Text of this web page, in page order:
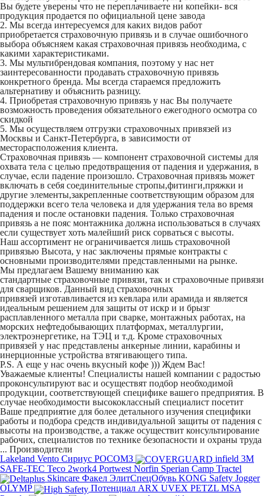
Вы будете уверены что не переплачиваете ни копейки- вся
продукция продается по официальной цене завода
2. Мы всегда интересуемся для каких видов работ
приобретается страховочную привязь и в случае ошибочного
выбора объясняем какая страховочная привязь необходима, с
какими характеристиками.
3. Мы мультибрендовая компания, поэтому у нас нет
заинтересованности продавать страховочную привязь
конкретного бренда. Мы всегда стараемся предложить
альтернативу и объяснить разницу.
4. Приобретая страховочную привязь у нас Вы получаете
возможность проведения обязательного ежегодного осмотра со
скидкой
5. Мы осуществляем отгрузки страховочных привязей из
Москвы и Санкт-Петербурга, в зависимости от
месторасположения клиента.
Страховочная привязь — компонент страховочной системы для
охвата тела с целью предотвращения от падения и удержания, в
случае, если падение произошло. Страховочная привязь может
включать в себя соединительные стропы,фитинги,пряжки и
другие элементы,закрепленные соответствующим образом для
поддержки всего тела человека и для удержания тела во время
падения и после остановки падения. Только страховочная
привязь а не пояс монтажника должна использоваться в случаях
если существует хоть малейший риск сорваться с высоты.
Наш ассортимент не ограничивается лишь страховочной
привязью Высота, у нас заключены прямые контракты с
основными производителями представленными на рынке.
Мы предлагаем Вашему вниманию как
стандартные страховочные привязи, так и страховочные привязи
для сварщиков. Данный вид страховочных
привязей изготавливается из кевлара или арамида и является
идеальным решением для защиты от искр и и брызг
расплавленного металла при сварке, монтажных работах, на
морских нефтедобывающих платформах, металлургии,
электроэнергетике, на ТЭЦ и т.д. Кроме страховочных
привязей у нас представлены анкерные линии, карабины и
инерционные устройства втягивающего типа.
P.S. А еще у нас очень вкусный кофе ))) Ждем Вас!
Уважаемые клиенты! Специалисты нашей компании с радостью
проконсультируют вас и осуществят подбор необходимой
продукции, соответствующей специфике вашего предприятия. В
случае необходимости высококлассный специалист посетит
Ваше предприятие для более детального изучения специфики
работы и подбора средств индивидуальной защиты от падения с
высоты на производстве, а также осуществит консультирование
рабочих, специалистов по технике безопасности и охраны труда
... Производители
Lakeland Vento Сириус РОСОМЗ infield 3M
SAFE-TEC Teco 2work4 Portwest Norfin Sperian Camp Tractel
Skincare Факел ЭлитСпецОбувь KONG Safety Jogger
OLYMP
Потенциал ARX UVEX PETZL MSA